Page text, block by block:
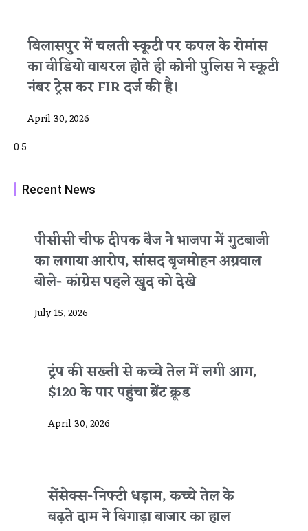
बिलासपुर में चलती स्कूटी पर कपल के रोमांस
का वीडियो वायरल होते ही कोनी पुलिस ने स्कूटी
नंबर ट्रेस कर FIR दर्ज की है।
April 30, 2026
Recent News
पीसीसी चीफ दीपक बैज ने भाजपा में गुटबाजी
का लगाया आरोप, सांसद बृजमोहन अग्रवाल
बोले- कांग्रेस पहले खुद को देखे
July 15, 2026
ट्रंप की सख्ती से कच्चे तेल में लगी आग,
$120 के पार पहुंचा ब्रेंट क्रूड
April 30, 2026
सेंसेक्स-निफ्टी धड़ाम, कच्चे तेल के
बढ़ते दाम ने बिगाड़ा बाजार का हाल